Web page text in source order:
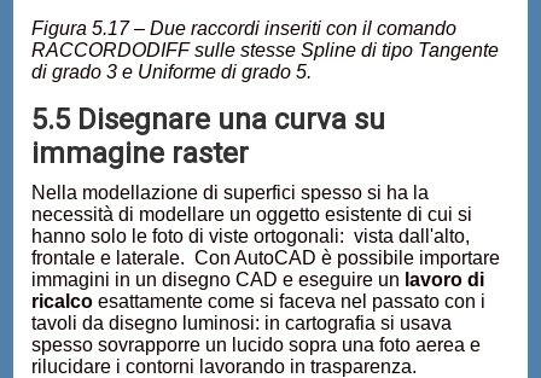
Figura 5.17 – Due raccordi inseriti con il comando
RACCORDODIFF sulle stesse Spline di tipo Tangente
di grado 3 e Uniforme di grado 5.
5.5 Disegnare una curva su
immagine raster
Nella modellazione di superfici spesso si ha la
necessità di modellare un oggetto esistente di cui si
hanno solo le foto di viste ortogonali: vista dall'alto,
frontale e laterale. Con AutoCAD è possibile importare
immagini in un disegno CAD e eseguire un lavoro di
ricalco esattamente come si faceva nel passato con i
tavoli da disegno luminosi: in cartografia si usava
spesso sovrapporre un lucido sopra una foto aerea e
rilucidare i contorni lavorando in trasparenza.